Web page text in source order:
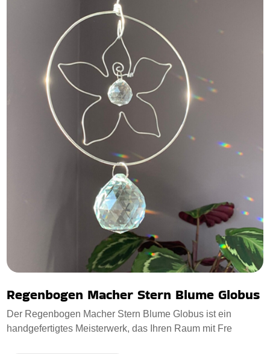
Regenbogen Macher Stern Blume Globus
Der Regenbogen Macher Stern Blume Globus ist ein
handgefertigtes Meisterwerk, das Ihren Raum mit Fre